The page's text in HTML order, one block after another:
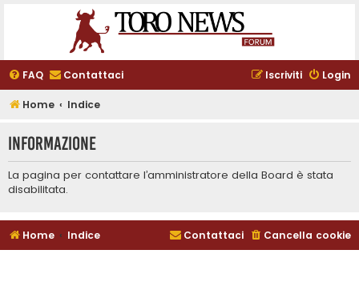
FAQ Contattaci Login
Iscriviti
Home Indice
Informazione
La pagina per contattare l’amministratore della Board è stata
disabilitata.
Home Indice Cancella cookie
Contattaci